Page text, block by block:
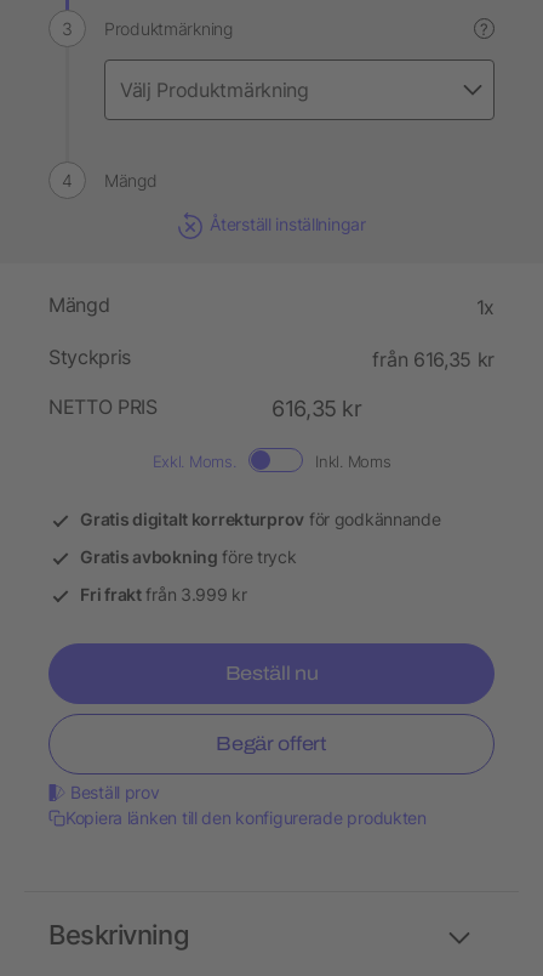
Produktmärkning ?
Mängd
Återställ inställningar
Mängd 1x
Styckpris
från 616,35 kr
NETTO PRIS
616,35 kr
Exkl. Moms. Inkl. Moms
Gratis digitalt korrekturprov för godkännande
Gratis avbokning före tryck
Fri fraktfrån 3.999 kr
Beställ nu
Begär offert
Beställ prov
Kopiera länken till den konfigurerade produkten
Beskrivning